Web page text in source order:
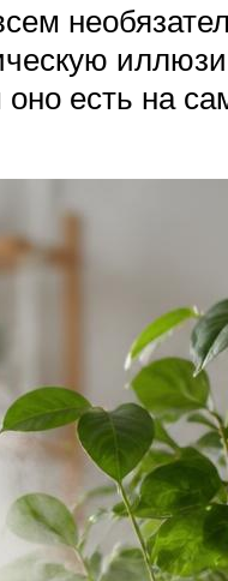
есть на